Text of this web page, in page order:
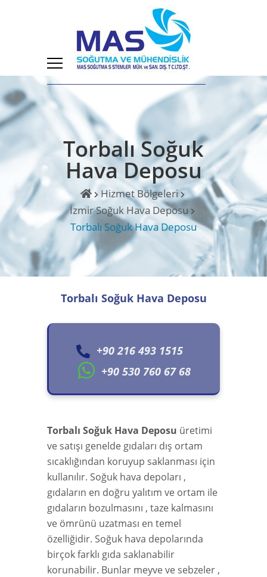
Torbalı Soğuk
Hava Deposu
Hizmet Bölgeleri
İzmir Soğuk Hava Deposu
Torbalı Soğuk Hava Deposu
Torbalı Soğuk Hava Deposu
+90 216 493 1515
+90 530 760 67 68
Torbalı Soğuk Hava Deposu üretimi
ve satışı genelde gıdaları dış ortam
sıcaklığından koruyup saklanması için
kullanılır. Soğuk hava depoları ,
gıdaların en doğru yalıtım ve ortam ile
gıdaların bozulmasını , taze kalmasını
ve ömrünü uzatması en temel
özelliğidir. Soğuk hava depolarında
birçok farklı gıda saklanabilir
korunabilir. Bunlar meyve ve sebzeler ,